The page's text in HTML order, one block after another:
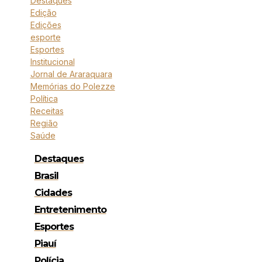
Edição
Edições
esporte
Esportes
Institucional
Jornal de Araraquara
Memórias do Polezze
Política
Receitas
Região
Saúde
Destaques
Brasil
Cidades
Entretenimento
Esportes
Piauí